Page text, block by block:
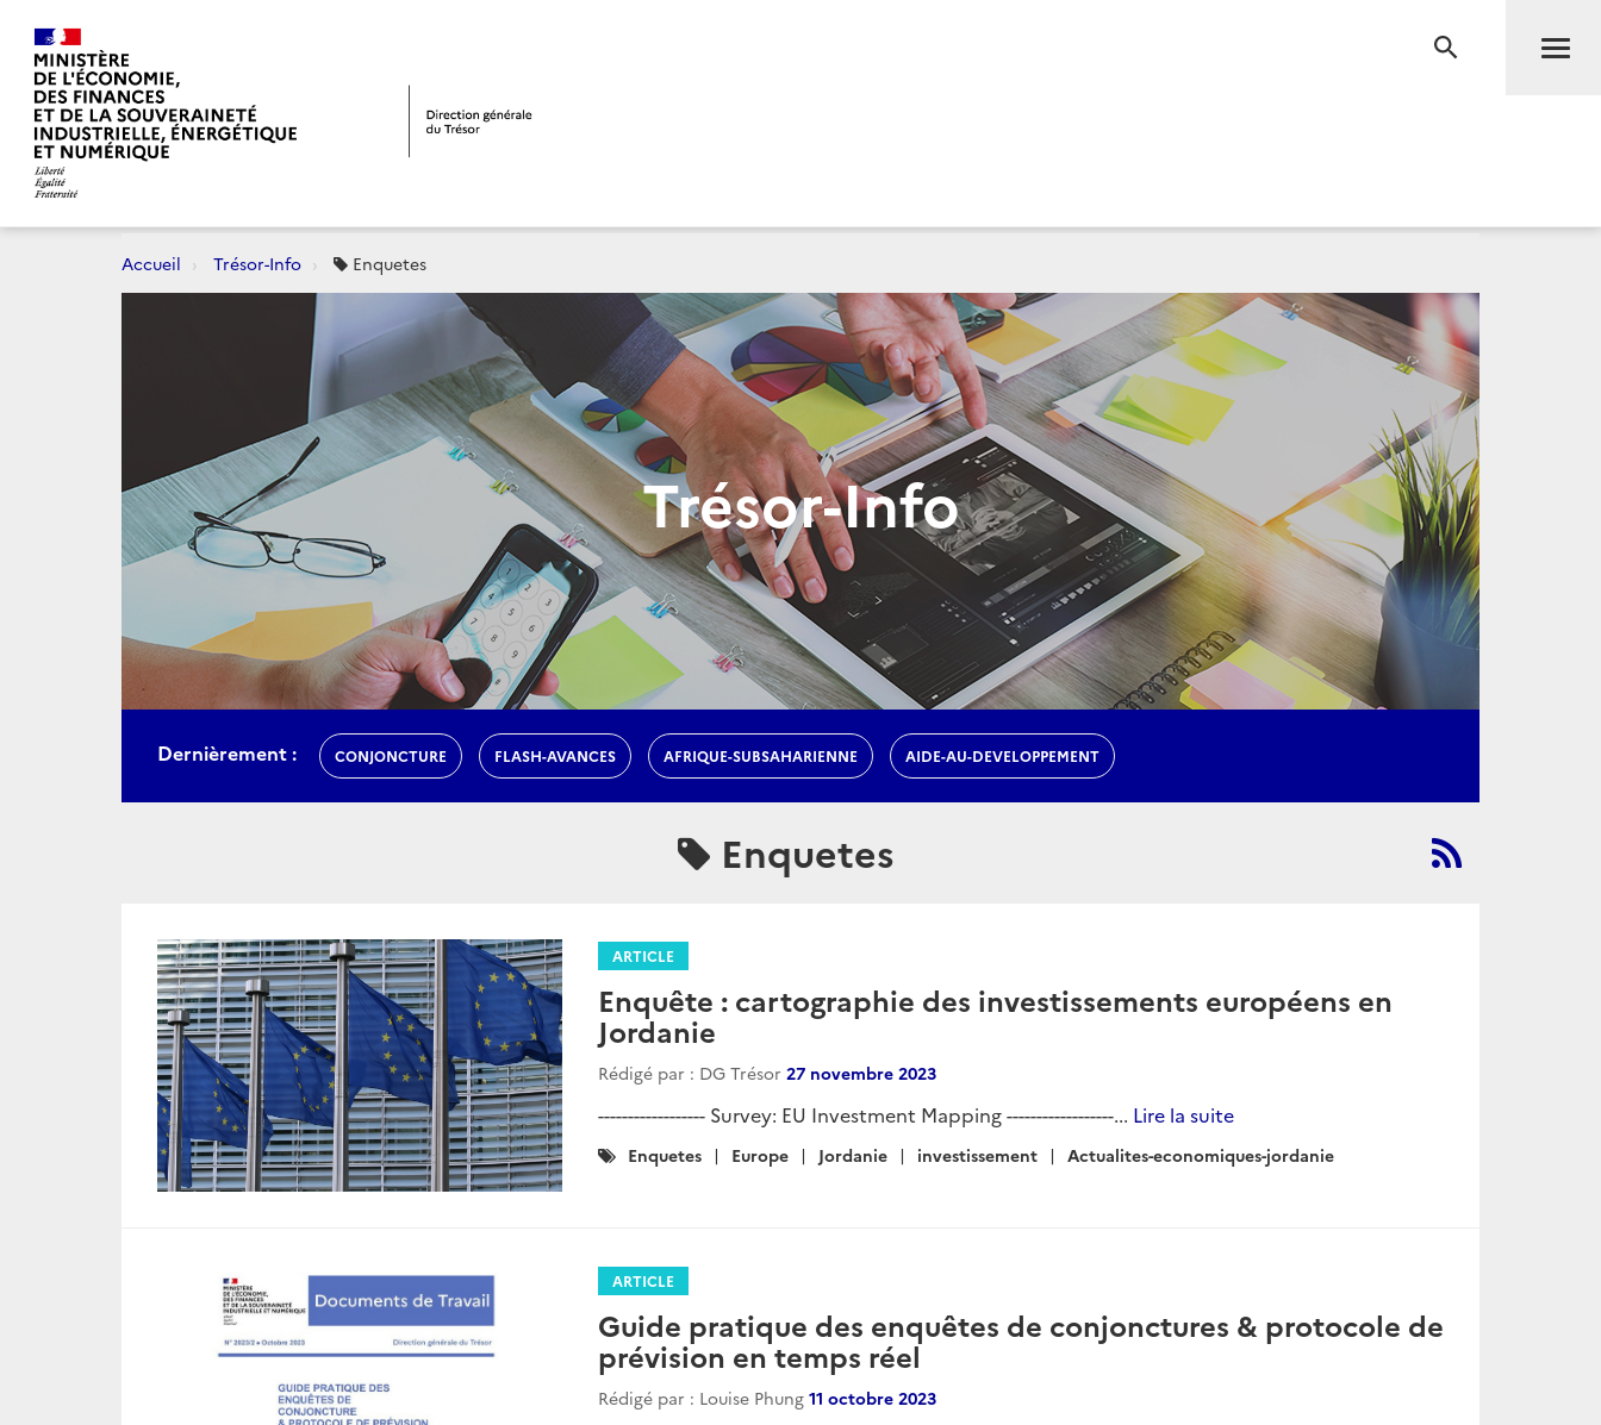
RECHERCHE
Accueil Trésor-Info Enquetes
Trésor-Info
Dernièrement : CONJONCTURE FLASH-AVANCES AFRIQUE-SUBSAHARIENNE AIDE-AU-DEVELOPPEMENT
Enquetes
ARTICLE
Enquête : cartographie des investissements européens en
Jordanie
Rédigé par : DG Trésor 27 novembre 2023
------------------ Survey: EU Investment Mapping ------------------... Lire la suite
Catégories
Enquetes Europe Jordanie investissement Actualites-economiques-jordanie
ARTICLE
Guide pratique des enquêtes de conjonctures & protocole de
prévision en temps réel
Rédigé par : Louise Phung 11 octobre 2023